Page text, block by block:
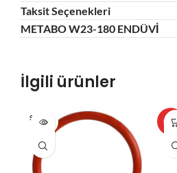
Taksit Seçenekleri
METABO W23-180 ENDÜVİ
İlgili ürünler
SOLD O
UT